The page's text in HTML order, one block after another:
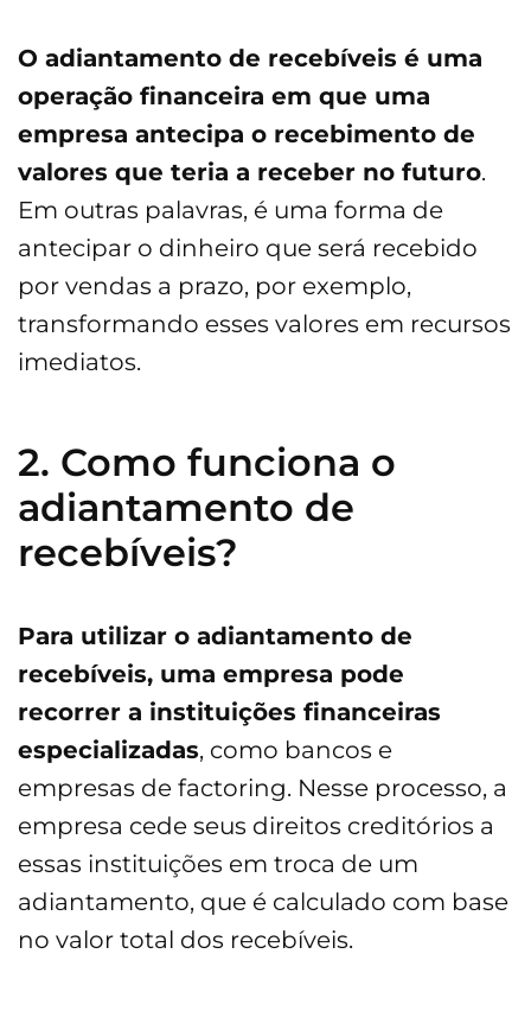
O adiantamento de recebíveis é uma
operação financeira em que uma
empresa antecipa o recebimento de
valores que teria a receber no futuro.
Em outras palavras, é uma forma de
antecipar o dinheiro que será recebido
por vendas a prazo, por exemplo,
transformando esses valores em recursos
imediatos.
2. Como funciona o
adiantamento de
recebíveis?
Para utilizar o adiantamento de
recebíveis, uma empresa pode
recorrer a instituições financeiras
especializadas, como bancos e
empresas de factoring. Nesse processo, a
empresa cede seus direitos creditórios a
essas instituições em troca de um
adiantamento, que é calculado com base
no valor total dos recebíveis.